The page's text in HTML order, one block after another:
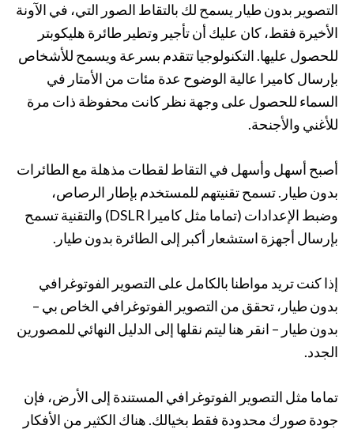
التصوير بدون طيار يسمح لك بالتقاط الصور التي، في الآونة
الأخيرة فقط، كان عليك أن تأجير وتطير طائرة هليكوبتر
للحصول عليها. التكنولوجيا تتقدم بسرعة ويسمح للأشخاص
بإرسال كاميرا عالية الوضوح عدة مئات من الأمتار في
السماء للحصول على وجهة نظر كانت محفوظة ذات مرة
للأغني والأجنحة.
أصبح أسهل وأسهل في التقاط لقطات مذهلة مع الطائرات
بدون طيار. تسمح تقنيتهم ​​للمستخدم بإطار الرصاص،
وضبط الإعدادات (تماما مثل كاميرا DSLR) والتقنية تسمح
بإرسال أجهزة استشعار أكبر إلى الطائرة بدون طيار.
إذا كنت تريد مواطنا بالكامل على التصوير الفوتوغرافي
بدون طيار، تحقق من التصوير الفوتوغرافي الخاص بي –
بدون طيار – انقر هنا ليتم نقلها إلى الدليل النهائي للمصورين
الجدد.
تماما مثل التصوير الفوتوغرافي المستندة إلى الأرض، فإن
جودة صورك محدودة فقط بخيالك. هناك الكثير من الأفكار